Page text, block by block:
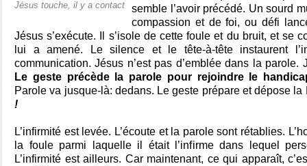
Jésus touche, il y a contact
semble l’avoir précédé. Un sourd
compassion et de foi, ou défi
Jésus s’exécute. Il s’isole de cette foule et du bruit, et se
lui a amené. Le silence et le tête-à-tête instaurent
communication. Jésus n’est pas d’emblée dans la parole.
Le geste précède la parole pour rejoindre le
Parole va jusque-là: dedans. Le geste prépare et dépose
!
L’infirmité est levée. L’écoute et la parole sont rétablies.
la foule parmi laquelle il était l’infirme dans lequel
L’infirmité est ailleurs. Car maintenant, ce qui apparaît,